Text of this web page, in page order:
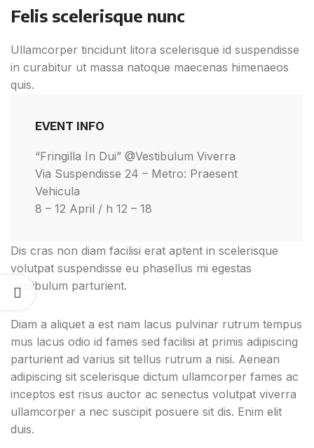
Felis scelerisque nunc
Ullamcorper tincidunt litora scelerisque id suspendisse
in curabitur ut massa natoque maecenas himenaeos
quis.
EVENT INFO
“Fringilla In Dui” @Vestibulum Viverra
Via Suspendisse 24 – Metro: Praesent
Vehicula
8 – 12 April / h 12 – 18
Dis cras non diam facilisi erat aptent in scelerisque
volutpat suspendisse eu phasellus mi egestas
vestibulum parturient.
Diam a aliquet a est nam lacus pulvinar rutrum tempus
mus lacus odio id fames sed facilisi at primis adipiscing
parturient ad varius sit tellus rutrum a nisi. Aenean
adipiscing sit scelerisque dictum ullamcorper fames ac
inceptos est risus auctor ac senectus volutpat viverra
ullamcorper a nec suscipit posuere sit dis. Enim elit
duis.